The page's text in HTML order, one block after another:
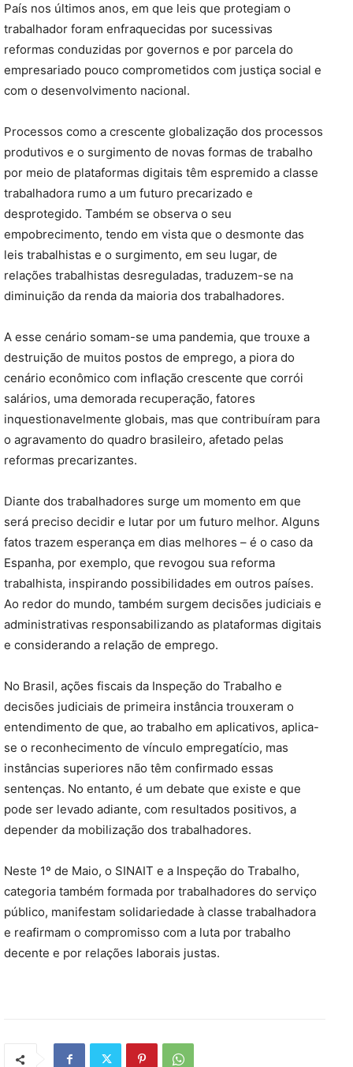
País nos últimos anos, em que leis que protegiam o
trabalhador foram enfraquecidas por sucessivas
reformas conduzidas por governos e por parcela do
empresariado pouco comprometidos com justiça social e
com o desenvolvimento nacional.
Processos como a crescente globalização dos processos
produtivos e o surgimento de novas formas de trabalho
por meio de plataformas digitais têm espremido a classe
trabalhadora rumo a um futuro precarizado e
desprotegido. Também se observa o seu
empobrecimento, tendo em vista que o desmonte das
leis trabalhistas e o surgimento, em seu lugar, de
relações trabalhistas desreguladas, traduzem-se na
diminuição da renda da maioria dos trabalhadores.
A esse cenário somam-se uma pandemia, que trouxe a
destruição de muitos postos de emprego, a piora do
cenário econômico com inflação crescente que corrói
salários, uma demorada recuperação, fatores
inquestionavelmente globais, mas que contribuíram para
o agravamento do quadro brasileiro, afetado pelas
reformas precarizantes.
Diante dos trabalhadores surge um momento em que
será preciso decidir e lutar por um futuro melhor. Alguns
fatos trazem esperança em dias melhores – é o caso da
Espanha, por exemplo, que revogou sua reforma
trabalhista, inspirando possibilidades em outros países.
Ao redor do mundo, também surgem decisões judiciais e
administrativas responsabilizando as plataformas digitais
e considerando a relação de emprego.
No Brasil, ações fiscais da Inspeção do Trabalho e
decisões judiciais de primeira instância trouxeram o
entendimento de que, ao trabalho em aplicativos, aplica-
se o reconhecimento de vínculo empregatício, mas
instâncias superiores não têm confirmado essas
sentenças. No entanto, é um debate que existe e que
pode ser levado adiante, com resultados positivos, a
depender da mobilização dos trabalhadores.
Neste 1º de Maio, o SINAIT e a Inspeção do Trabalho,
categoria também formada por trabalhadores do serviço
público, manifestam solidariedade à classe trabalhadora
e reafirmam o compromisso com a luta por trabalho
decente e por relações laborais justas.